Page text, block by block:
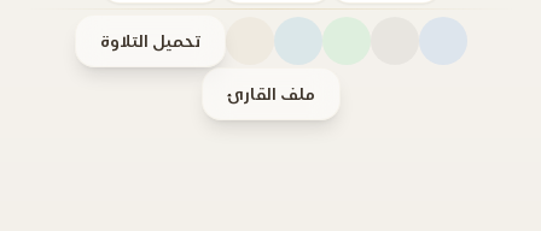
تحميل التلاوة
ملف القارئ